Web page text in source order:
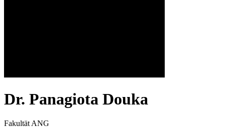
Dr. Panagiota Douka
Fakultät ANG